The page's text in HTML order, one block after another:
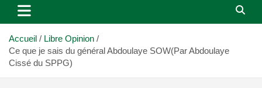
Accueil
Libre Opinion
Ce que je sais du général Abdoulaye SOW(Par Abdoulaye
Cissé du SPPG)